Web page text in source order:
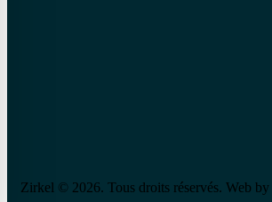
Zirkel © 2026. Tous droits réservés. Web by